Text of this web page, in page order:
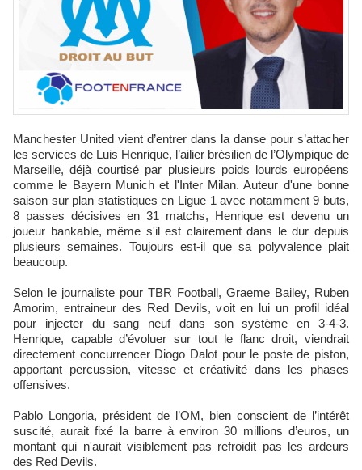
Manchester United vient d’entrer dans la danse pour s’attacher
les services de Luis Henrique, l’ailier brésilien de l’Olympique de
Marseille, déjà courtisé par plusieurs poids lourds européens
comme le Bayern Munich et l'Inter Milan. Auteur d'une bonne
saison sur plan statistiques en Ligue 1 avec notamment 9 buts,
8 passes décisives en 31 matchs, Henrique est devenu un
joueur bankable, même s'il est clairement dans le dur depuis
plusieurs semaines. Toujours est-il que sa polyvalence plait
beaucoup.
Selon le journaliste pour TBR Football, Graeme Bailey, Ruben
Amorim, entraineur des Red Devils, voit en lui un profil idéal
pour injecter du sang neuf dans son système en 3-4-3.
Henrique, capable d’évoluer sur tout le flanc droit, viendrait
directement concurrencer Diogo Dalot pour le poste de piston,
apportant percussion, vitesse et créativité dans les phases
offensives.
Pablo Longoria, président de l’OM, bien conscient de l’intérêt
suscité, aurait fixé la barre à environ 30 millions d’euros, un
montant qui n'aurait visiblement pas refroidit pas les ardeurs
des Red Devils.